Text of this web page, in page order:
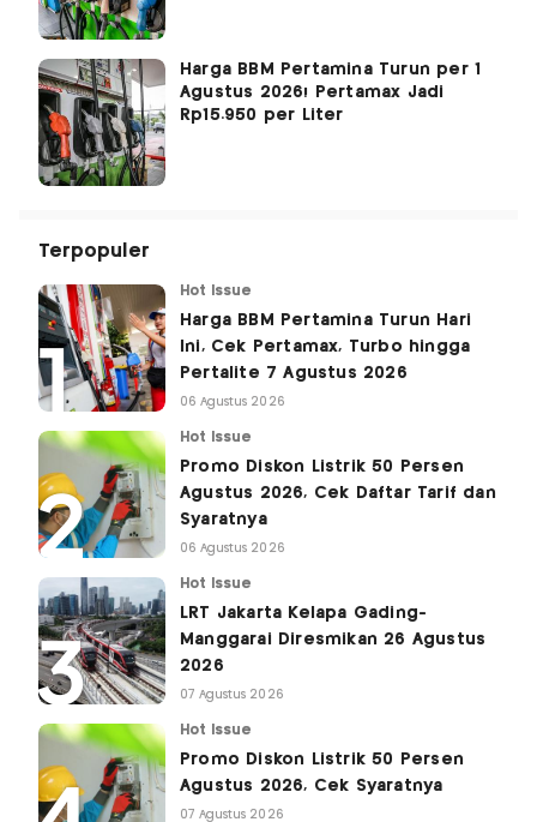
Harga BBM Pertamina Turun per 1
Agustus 2026! Pertamax Jadi
Rp15.950 per Liter
Terpopuler
Hot Issue
Harga BBM Pertamina Turun Hari
Ini, Cek Pertamax, Turbo hingga
Pertalite 7 Agustus 2026
06 Agustus 2026
Hot Issue
Promo Diskon Listrik 50 Persen
Agustus 2026, Cek Daftar Tarif dan
Syaratnya
06 Agustus 2026
Hot Issue
LRT Jakarta Kelapa Gading-
Manggarai Diresmikan 26 Agustus
2026
07 Agustus 2026
Hot Issue
Promo Diskon Listrik 50 Persen
Agustus 2026, Cek Syaratnya
07 Agustus 2026